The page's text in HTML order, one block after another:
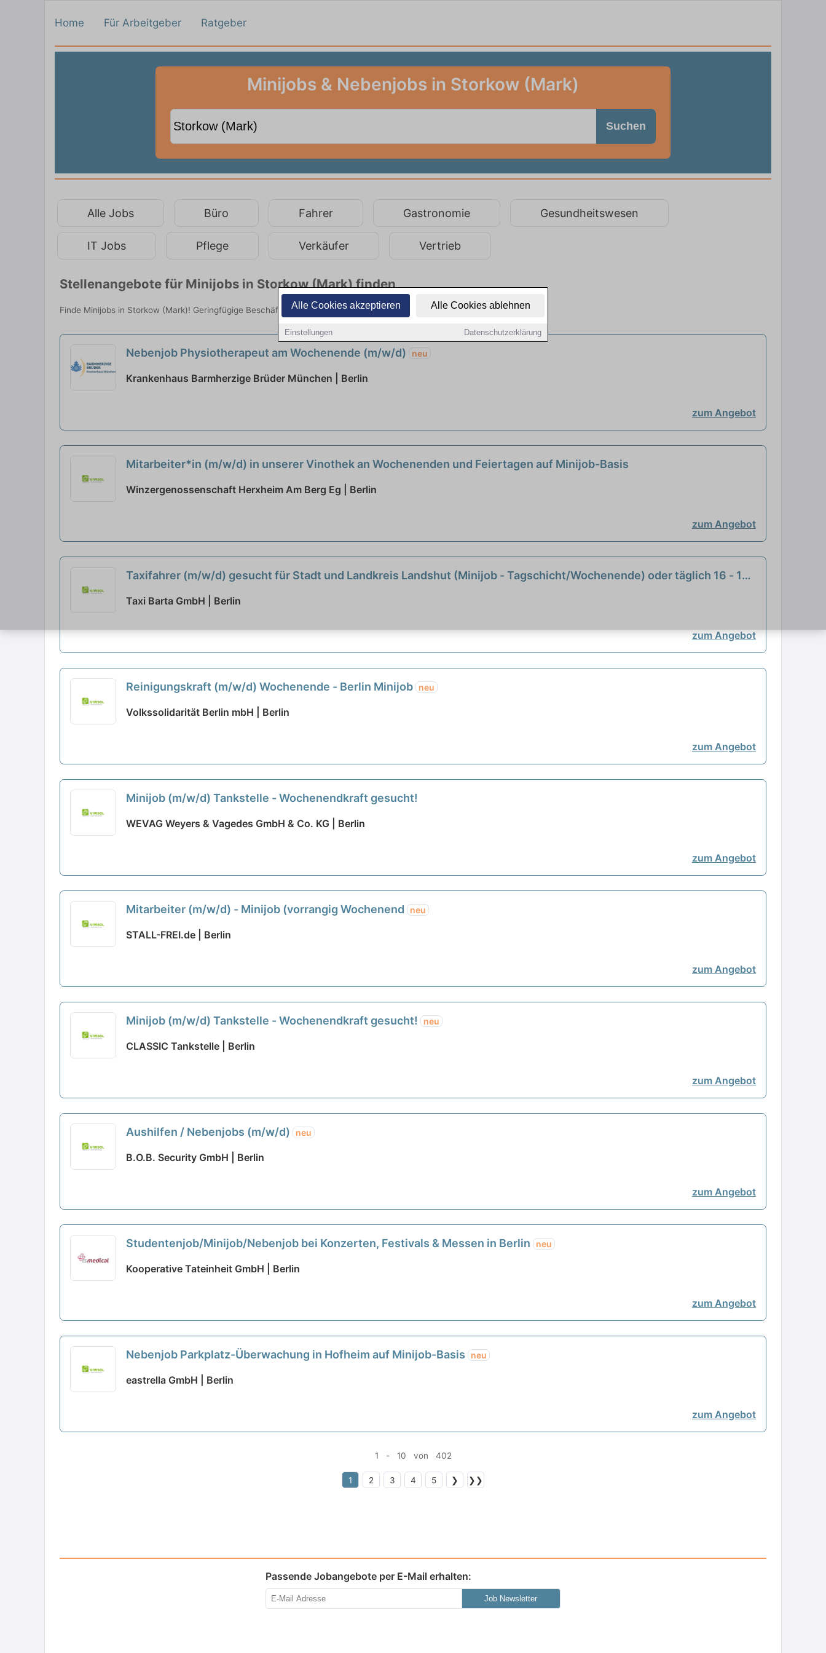
Alle Cookies akzeptieren Alle Cookies ablehnen
Einstellungen Datenschutzerklärung
Home Für Arbeitgeber Ratgeber
Minijobs & Nebenjobs in Storkow (Mark)
Suchen
Alle Jobs Büro Fahrer Gastronomie Gesundheitswesen
IT Jobs Pflege Verkäufer Vertrieb
Stellenangebote für Minijobs in Storkow (Mark) finden
Finde Minijobs in Storkow (Mark)! Geringfügige Beschäftigung bis 556 Euro. Jetzt bewerben!
Nebenjob Physiotherapeut am Wochenende (m/w/d) neu
Krankenhaus Barmherzige Brüder München | Berlin
zum Angebot
Mitarbeiter*in (m/w/d) in unserer Vinothek an Wochenenden und Feiertagen auf Minijob-Basis
Winzergenossenschaft Herxheim Am Berg Eg | Berlin
zum Angebot
Taxifahrer (m/w/d) gesucht für Stadt und Landkreis Landshut (Minijob - Tagschicht/Wochenende) oder täglich 16 - 19
Taxi Barta GmbH | Berlin
zum Angebot
Reinigungskraft (m/w/d) Wochenende - Berlin Minijob neu
Volkssolidarität Berlin mbH | Berlin
zum Angebot
Minijob (m/w/d) Tankstelle - Wochenendkraft gesucht!
WEVAG Weyers & Vagedes GmbH & Co. KG | Berlin
zum Angebot
Mitarbeiter (m/w/d) - Minijob (vorrangig Wochenend neu
STALL-FREI.de | Berlin
zum Angebot
Minijob (m/w/d) Tankstelle - Wochenendkraft gesucht! neu
CLASSIC Tankstelle | Berlin
zum Angebot
Aushilfen / Nebenjobs (m/w/d) neu
B.O.B. Security GmbH | Berlin
zum Angebot
Studentenjob/Minijob/Nebenjob bei Konzerten, Festivals & Messen in Berlin neu
Kooperative Tateinheit GmbH | Berlin
zum Angebot
Nebenjob Parkplatz-Überwachung in Hofheim auf Minijob-Basis neu
eastrella GmbH | Berlin
zum Angebot
1 - 10 von 402
1 2 3 4 5 ❯ ❯❯
Passende Jobangebote per E-Mail erhalten:
Job Newsletter